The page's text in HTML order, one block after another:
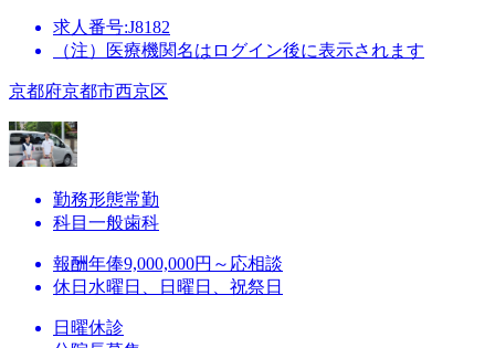
求人番号:J8182
（注）医療機関名はログイン後に表示されます
京都府京都市西京区
勤務形態常勤
科目 一般歯科
報酬年俸9,000,000円～応相談
休日 水曜日、日曜日、祝祭日
日曜休診